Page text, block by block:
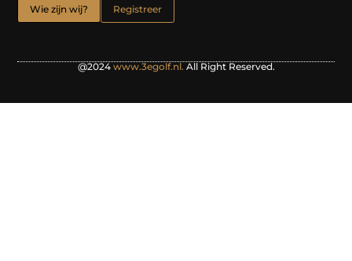
Wie zijn wij? Registreer
@2024www.3egolf.nl.All Right Reserved.